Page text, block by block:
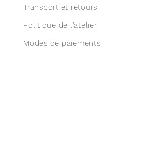
Transport et retours
Politique de l'atelier
Modes de paiements